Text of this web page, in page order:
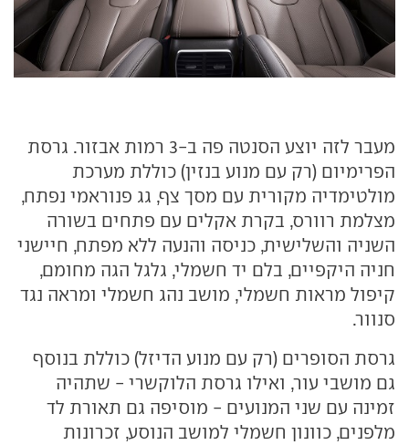
מעבר לזה יוצע הסנטה פה ב-3 רמות אבזור. גרסת
הפרימיום (רק עם מנוע בנזין) כוללת מערכת
מולטימדיה מקורית עם מסך צף, גג פנוראמי נפתח,
מצלמת רוורס, בקרת אקלים עם פתחים בשורה
השניה והשלישית, כניסה והנעה ללא מפתח, חיישני
חניה היקפיים, בלם יד חשמלי, גלגל הגה מחומם,
קיפול מראות חשמלי, מושב נהג חשמלי ומראה נגד
סנוור.
גרסת הסופרים (רק עם מנוע הדיזל) כוללת בנוסף
גם מושבי עור, ואילו גרסת הלוקשרי - שתהיה
זמינה עם שני המנועים - מוסיפה גם תאורת לד
מלפנים, כוונון חשמלי למושב הנוסע, זכרונות